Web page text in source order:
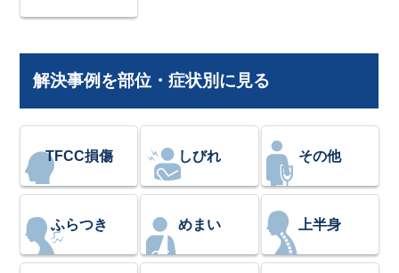
解決事例を部位・症状別に見る
TFCC損傷 しびれ その他
ふらつき めまい 上半身